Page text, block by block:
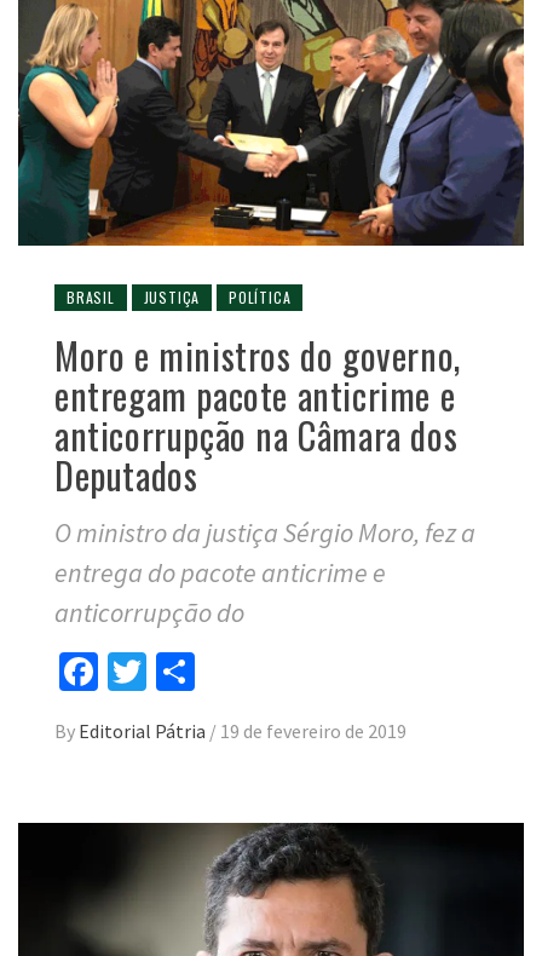
BRASIL JUSTIÇA POLÍTICA
Moro e ministros do governo,
entregam pacote anticrime e
anticorrupção na Câmara dos
Deputados
O ministro da justiça Sérgio Moro, fez a
entrega do pacote anticrime e
anticorrupção do
Facebook
Twitter
By Editorial Pátria / 19 de fevereiro de 2019